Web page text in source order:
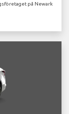
på Newark